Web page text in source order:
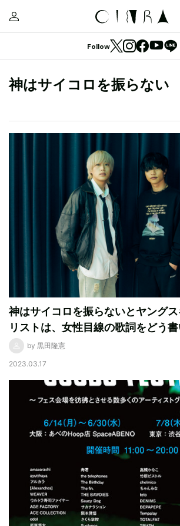
Follow
神はサイコロを振らない
神はサイコロを振らないとヤング
リストは、女性目線の歌詞をどう
by 黒田隆憲
2023.03.17